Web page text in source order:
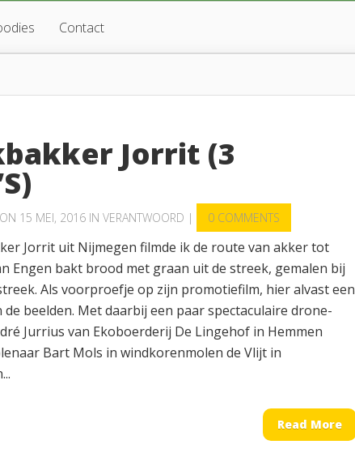
Contact
Jorrit (3
ON 15 MEI, 2016 IN VERANTWOORD | 0 COMMENTS
Jorrit uit Nijmegen filmde ik de route van akker tot
Engen bakt brood met graan uit de streek, gemalen bij
Als voorproefje op zijn promotiefilm, hier alvast een
beelden. Met daarbij een paar spectaculaire drone-
Jurrius van Ekoboerderij De Lingehof in Hemmen
Bart Mols in windkorenmolen de Vlijt in
Read More